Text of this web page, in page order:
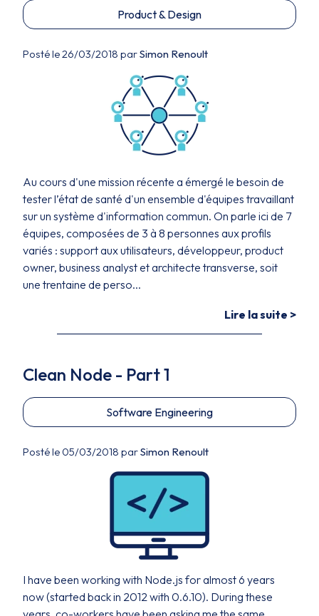
Product & Design
Posté le 26/03/2018 parSimon Renoult
Au cours d'une mission récente a émergé le besoin de
tester l’état de santé d'un ensemble d'équipes travaillant
sur un système d'information commun. On parle ici de 7
équipes, composées de 3 à 8 personnes aux profils
variés : support aux utilisateurs, développeur, product
owner, business analyst et architecte transverse, soit
une trentaine de perso...
Lire la suite >
Clean Node - Part 1
Software Engineering
Posté le 05/03/2018 parSimon Renoult
I have been working with Node.js for almost 6 years
now (started back in 2012 with 0.6.10). During these